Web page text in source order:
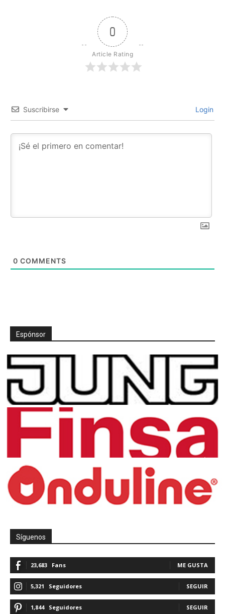
0
Article Rating
Suscribirse Login
0 COMMENTS
Espónsor
Síguenos
23,683 Fans ME GUSTA
5,321 Seguidores SEGUIR
1,844 Seguidores SEGUIR